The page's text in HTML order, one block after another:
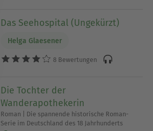
Das Seehospital (Ungekürzt)
Helga Glaesener
8 Bewertungen
Die Tochter der
Wanderapothekerin
Roman | Die spannende historische Roman-
Serie im Deutschland des 18 Jahrhunderts